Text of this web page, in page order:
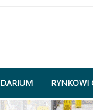
RYNKOWI